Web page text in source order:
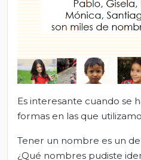
Es interesante cuando se
formas en las que
Tener un nombre es un
¿Qué nombres pudiste